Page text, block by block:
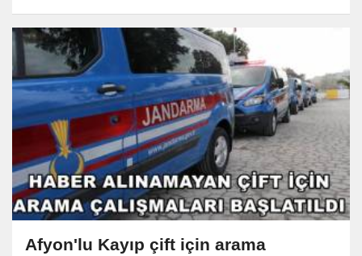
Afyon'lu Kayıp çift için arama